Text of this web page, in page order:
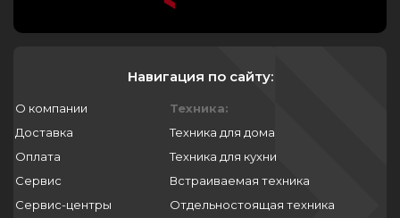
Навигация по сайту:
О компании
Доставка
Оплата
Сервис
Сервис-центры
Техника:
Техника для дома
Техника для кухни
Встраиваемая техника
Отдельностоящая техника